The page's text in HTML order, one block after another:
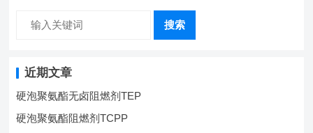
搜索
近期文章
硬泡聚氨酯无卤阻燃剂TEP
硬泡聚氨酯阻燃剂TCPP